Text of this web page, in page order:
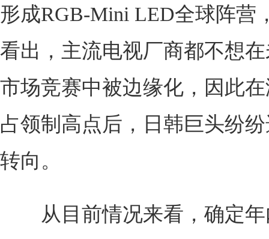
形成RGB-Mini LED全球阵营
看出，主流电视厂商都不想
市场竞赛中被边缘化，因此
占领制高点后，日韩巨头纷
转向。
从目前情况来看，确定年